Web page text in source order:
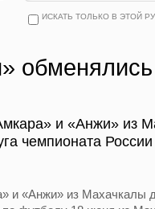
ИСКАТЬ ТОЛЬКО В ЭТОЙ
и «Анжи» из
чемпионата
и «Анжи» из Махачкалы